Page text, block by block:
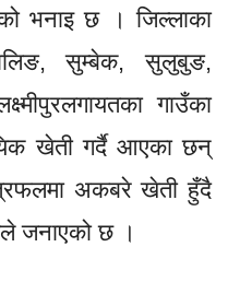
भनाइ छ । जिल्लाका
सुम्बेक, सुलुबुङ,
गाउँका
खेती गर्दै आएका छन्
अकबरे खेती हुँदै
जनाएको छ ।